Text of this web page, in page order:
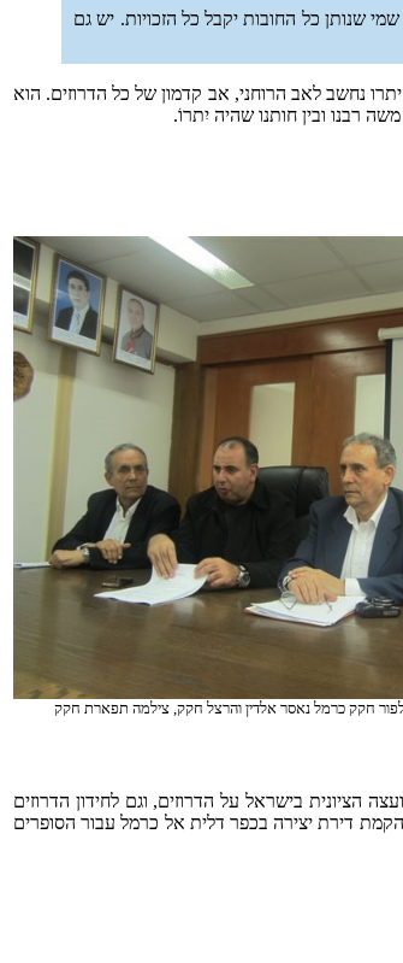
שנותן כל החובות יקבל כל הזכויות. יש גם
נחשב לאב הרוחני, אב קדמון של כל הדרוזים. הוא
רבנו ובין חותנו שהיה יִתרוֹ.
חקק כרמל נאסר אלדין והרצל חקק, צילמה תפארת חקק
הציונית בישראל על הדרוזים, וגם לחידון הדרוזים
2007, בתקופת כהונתי כיושב ראש. יזמנו יחד נביל ואני הקמת דירת יצירה בכפר דלית אל כרמל עבור הסופרים